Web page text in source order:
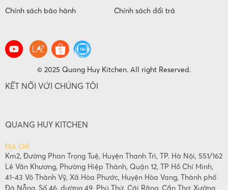
Chính sách bảo hành
Chính sách đổi trả
© 2025 Quang Huy Kitchen. All right Reserved.
KẾT NỐI VỚI CHÚNG TÔI
QUANG HUY KITCHEN
ĐỊA CHỈ
Km2, Đường Phan Trọng Tuệ, Huyện Thanh Trì, TP. Hà Nội, 551/162
Lê Văn Khương, Phường Hiệp Thành, Quận 12, TP Hồ Chí Minh,
41-43 Võ Thành Vỹ, Xã Hòa Phước, Huyện Hòa Vang, Thành phố